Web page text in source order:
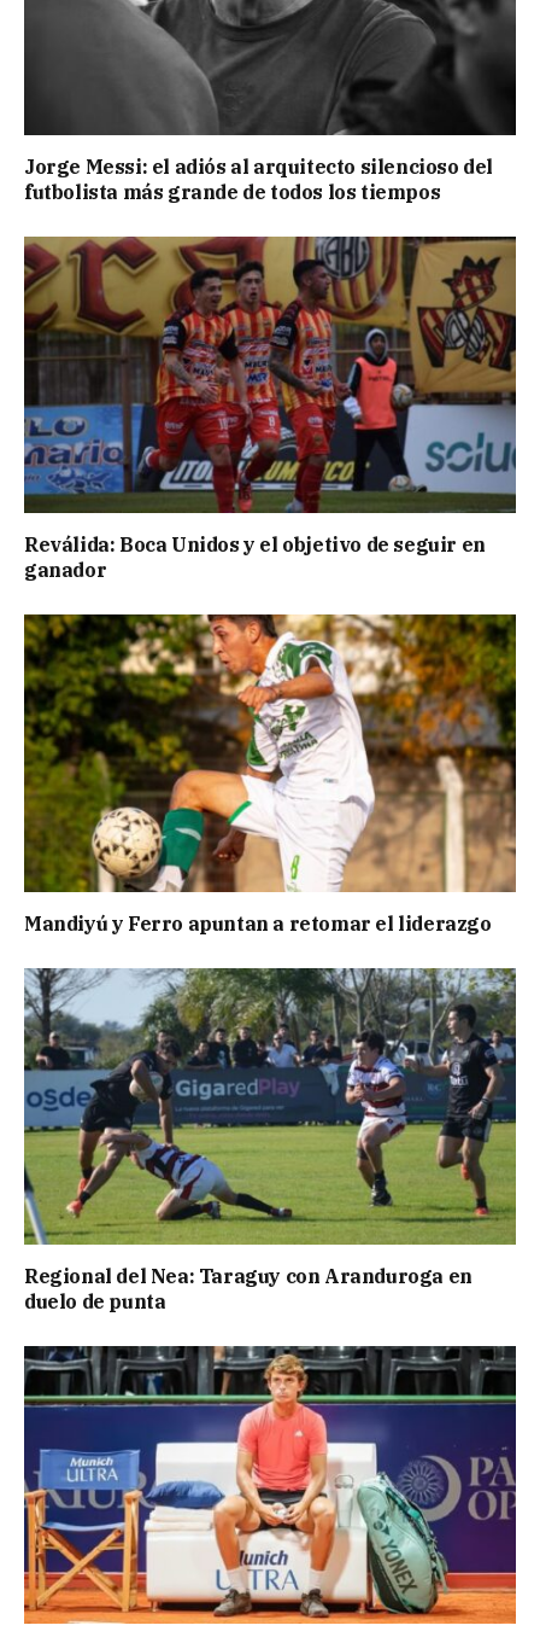
Jorge Messi: el adiós al arquitecto silencioso del
futbolista más grande de todos los tiempos
Reválida: Boca Unidos y el objetivo de seguir en
ganador
Mandiyú y Ferro apuntan a retomar el liderazgo
Regional del Nea: Taraguy con Aranduroga en
duelo de punta